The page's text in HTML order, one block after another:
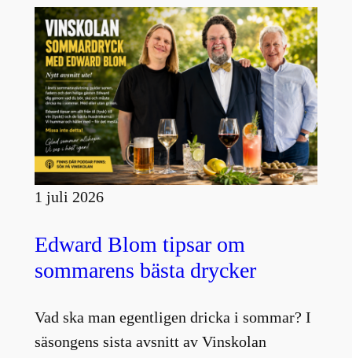
1 juli 2026
Edward Blom tipsar om
sommarens bästa drycker
Vad ska man egentligen dricka i sommar? I
säsongens sista avsnitt av Vinskolan